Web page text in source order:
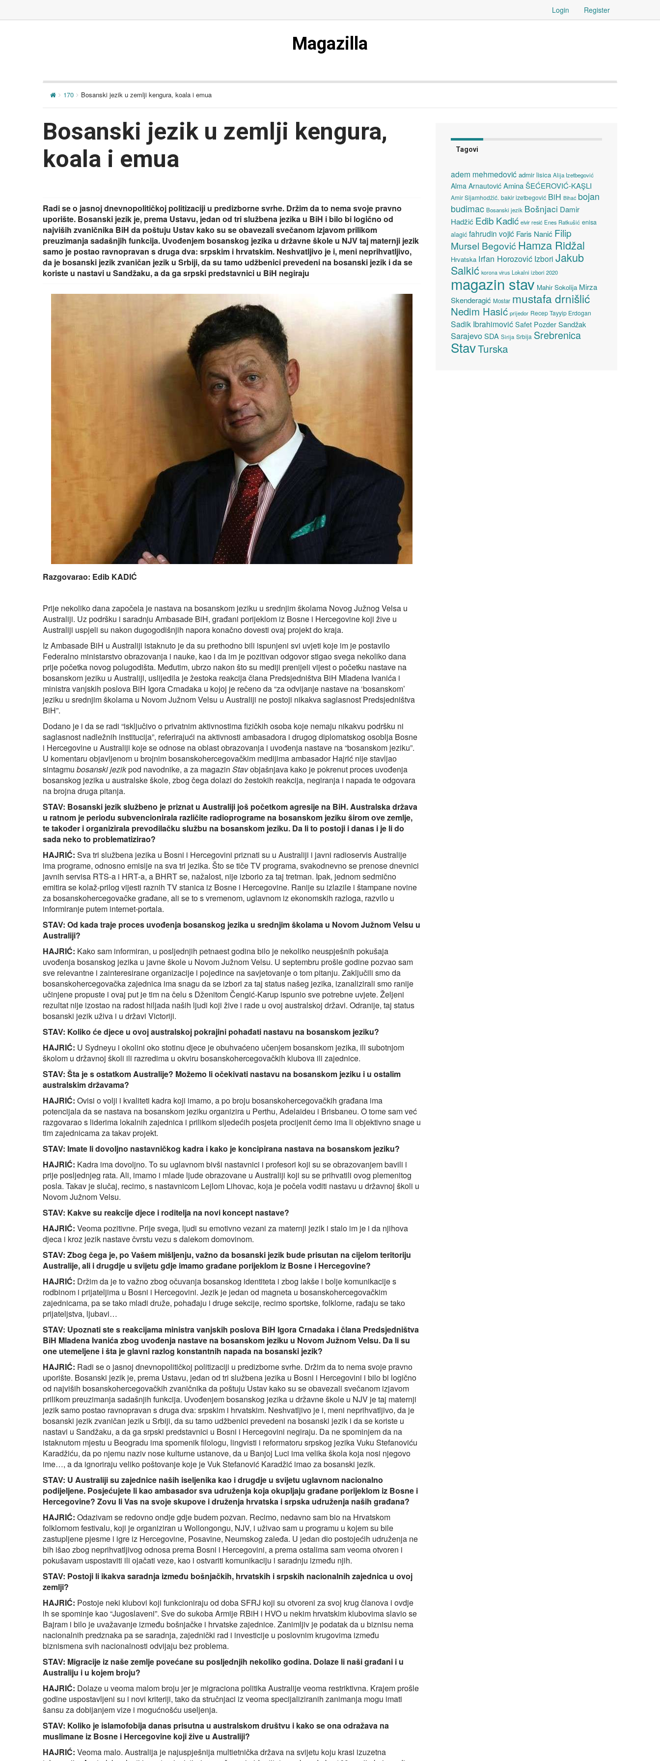
Login Register
Magazilla
170 Bosanski jezik u zemlji kengura, koala i emua
Bosanski jezik u zemlji kengura,
koala i emua
Radi se o jasnoj dnevnopolitičkoj politizaciji u predizborne svrhe. Držim da to nema svoje pravno
uporište. Bosanski jezik je, prema Ustavu, jedan od tri službena jezika u BiH i bilo bi logično od
najviših zvaničnika BiH da poštuju Ustav kako su se obavezali svečanom izjavom prilikom
preuzimanja sadašnjih funkcija. Uvođenjem bosanskog jezika u državne škole u NJV taj maternji jezik
samo je postao ravnopravan s druga dva: srpskim i hrvatskim. Neshvatljivo je i, meni neprihvatljivo,
da je bosanski jezik zvaničan jezik u Srbiji, da su tamo udžbenici prevedeni na bosanski jezik i da se
koriste u nastavi u Sandžaku, a da ga srpski predstavnici u BiH negiraju
Razgovarao: Edib KADIĆ
Prije nekoliko dana započela je nastava na bosanskom jeziku u srednjim školama Novog Južnog Velsa u
Australiji. Uz podršku i saradnju Ambasade BiH, građani porijeklom iz Bosne i Hercegovine koji žive u
Australiji uspjeli su nakon dugogodišnjih napora konačno dovesti ovaj projekt do kraja.
Iz Ambasade BiH u Australiji istaknuto je da su prethodno bili ispunjeni svi uvjeti koje im je postavilo
Federalno ministarstvo obrazovanja i nauke, kao i da im je pozitivan odgovor stigao svega nekoliko dana
prije početka novog polugodišta. Međutim, ubrzo nakon što su mediji prenijeli vijest o početku nastave na
bosanskom jeziku u Australiji, uslijedila je žestoka reakcija člana Predsjedništva BiH Mladena Ivanića i
ministra vanjskih poslova BiH Igora Crnadaka u kojoj je rečeno da “za odvijanje nastave na ‘bosanskom’
jeziku u srednjim školama u Novom Južnom Velsu u Australiji ne postoji nikakva saglasnost Predsjedništva
BiH”.
Dodano je i da se radi “isključivo o privatnim aktivnostima fizičkih osoba koje nemaju nikakvu podršku ni
saglasnost nadležnih institucija”, referirajući na aktivnosti ambasadora i drugog diplomatskog osoblja Bosne
i Hercegovine u Australiji koje se odnose na oblast obrazovanja i uvođenja nastave na “bosanskom jeziku”.
U komentaru objavljenom u brojnim bosanskohercegovačkim medijima ambasador Hajrić nije stavljao
sintagmu bosanski jezikpod navodnike, a za magazin Stavobjašnjava kako je pokrenut proces uvođenja
bosanskog jezika u australske škole, zbog čega dolazi do žestokih reakcija, negiranja i napada te odgovara
na brojna druga pitanja.
STAV: Bosanski jezik službeno je priznat u Australiji još početkom agresije na BiH. Australska država
u ratnom je periodu subvencionirala različite radioprograme na bosanskom jeziku širom ove zemlje,
te također i organizirala prevodilačku službu na bosanskom jeziku. Da li to postoji i danas i je li do
sada neko to problematizirao?
HAJRIĆ: Sva tri službena jezika u Bosni i Hercegovini priznati su u Australiji i javni radioservis Australije
ima programe, odnosno emisije na sva tri jezika. Što se tiče TV programa, svakodnevno se prenose dnevnici
javnih servisa RTS-a i HRT-a, a BHRT se, nažalost, nije izborio za taj tretman. Ipak, jednom sedmično
emitira se kolaž-prilog vijesti raznih TV stanica iz Bosne i Hercegovine. Ranije su izlazile i štampane novine
za bosanskohercegovačke građane, ali se to s vremenom, uglavnom iz ekonomskih razloga, razvilo u
informiranje putem internet-portala.
STAV: Od kada traje proces uvođenja bosanskog jezika u srednjim školama u Novom Južnom Velsu u
Australiji?
HAJRIĆ: Kako sam informiran, u posljednjih petnaest godina bilo je nekoliko neuspješnih pokušaja
uvođenja bosanskog jezika u javne škole u Novom Južnom Velsu. U septembru prošle godine pozvao sam
sve relevantne i zainteresirane organizacije i pojedince na savjetovanje o tom pitanju. Zaključili smo da
bosanskohercegovačka zajednica ima snagu da se izbori za taj status našeg jezika, izanalizirali smo ranije
učinjene propuste i ovaj put je tim na čelu s Dženitom Čengić-Karup ispunio sve potrebne uvjete. Željeni
rezultat nije izostao na radost hiljada naših ljudi koji žive i rade u ovoj australskoj državi. Odranije, taj status
bosanski jezik uživa i u državi Victoriji.
STAV: Koliko će djece u ovoj australskoj pokrajini pohađati nastavu na bosanskom jeziku?
HAJRIĆ: U Sydneyu i okolini oko stotinu djece je obuhvaćeno učenjem bosanskom jezika, ili subotnjom
školom u državnoj školi ili razredima u okviru bosanskohercegovačkih klubova ili zajednice.
STAV: Šta je s ostatkom Australije? Možemo li očekivati nastavu na bosanskom jeziku i u ostalim
australskim državama?
HAJRIĆ: Ovisi o volji i kvaliteti kadra koji imamo, a po broju bosanskohercegovačkih građana ima
potencijala da se nastava na bosanskom jeziku organizira u Perthu, Adelaideu i Brisbaneu. O tome sam već
razgovarao s liderima lokalnih zajednica i prilikom sljedećih posjeta procijenit ćemo ima li objektivno snage u
tim zajednicama za takav projekt.
STAV: Imate li dovoljno nastavničkog kadra i kako je koncipirana nastava na bosanskom jeziku?
HAJRIĆ: Kadra ima dovoljno. To su uglavnom bivši nastavnici i profesori koji su se obrazovanjem bavili i
prije posljednjeg rata. Ali, imamo i mlade ljude obrazovane u Australiji koji su se prihvatili ovog plemenitog
posla. Takav je slučaj, recimo, s nastavnicom Lejlom Lihovac, koja je počela voditi nastavu u državnoj školi u
Novom Južnom Velsu.
STAV: Kakve su reakcije djece i roditelja na novi koncept nastave?
HAJRIĆ: Veoma pozitivne. Prije svega, ljudi su emotivno vezani za maternji jezik i stalo im je i da njihova
djeca i kroz jezik nastave čvrstu vezu s dalekom domovinom.
STAV: Zbog čega je, po Vašem mišljenju, važno da bosanski jezik bude prisutan na cijelom teritoriju
Australije, ali i drugdje u svijetu gdje imamo građane porijeklom iz Bosne i Hercegovine?
HAJRIĆ: Držim da je to važno zbog očuvanja bosanskog identiteta i zbog lakše i bolje komunikacije s
rodbinom i prijateljima u Bosni i Hercegovini. Jezik je jedan od magneta u bosanskohercegovačkim
zajednicama, pa se tako mladi druže, pohađaju i druge sekcije, recimo sportske, folklorne, rađaju se tako
prijateljstva, ljubavi…
STAV: Upoznati ste s reakcijama ministra vanjskih poslova BiH Igora Crnadaka i člana Predsjedništva
BiH Mladena Ivanića zbog uvođenja nastave na bosanskom jeziku u Novom Južnom Velsu. Da li su
one utemeljene i šta je glavni razlog konstantnih napada na bosanski jezik?
HAJRIĆ: Radi se o jasnoj dnevnopolitičkoj politizaciji u predizborne svrhe. Držim da to nema svoje pravno
uporište. Bosanski jezik je, prema Ustavu, jedan od tri službena jezika u Bosni i Hercegovini i bilo bi logično
od najviših bosanskohercegovačkih zvaničnika da poštuju Ustav kako su se obavezali svečanom izjavom
prilikom preuzimanja sadašnjih funkcija. Uvođenjem bosanskog jezika u državne škole u NJV je taj maternji
jezik samo postao ravnopravan s druga dva: srpskim i hrvatskim. Neshvatljivo je i, meni neprihvatljivo, da je
bosanski jezik zvaničan jezik u Srbiji, da su tamo udžbenici prevedeni na bosanski jezik i da se koriste u
nastavi u Sandžaku, a da ga srpski predstavnici u Bosni i Hercegovini negiraju. Da ne spominjem da na
istaknutom mjestu u Beogradu ima spomenik filologu, lingvisti i reformatoru srpskog jezika Vuku Stefanoviću
Karadžiću, da po njemu naziv nose kulturne ustanove, da u Banjoj Luci ima velika škola koja nosi njegovo
ime…, a da ignoriraju veliko poštovanje koje je Vuk Stefanović Karadžić imao za bosanski jezik.
STAV: U Australiji su zajednice naših iseljenika kao i drugdje u svijetu uglavnom nacionalno
podijeljene. Posjećujete li kao ambasador sva udruženja koja okupljaju građane porijeklom iz Bosne i
Hercegovine? Zovu li Vas na svoje skupove i druženja hrvatska i srpska udruženja naših građana?
HAJRIĆ: Odazivam se redovno ondje gdje budem pozvan. Recimo, nedavno sam bio na Hrvatskom
folklornom festivalu, koji je organiziran u Wollongongu, NJV, i uživao sam u programu u kojem su bile
zastupljene pjesme i igre iz Hercegovine, Posavine, Neumskog zaleđa. U jedan dio postojećih udruženja ne
bih išao zbog neprihvatljivog odnosa prema Bosni i Hercegovini, a prema ostalima sam veoma otvoren i
pokušavam uspostaviti ili ojačati veze, kao i ostvariti komunikaciju i saradnju između njih.
STAV: Postoji li ikakva saradnja između bošnjačkih, hrvatskih i srpskih nacionalnih zajednica u ovoj
zemlji?
HAJRIĆ: Postoje neki klubovi koji funkcioniraju od doba SFRJ koji su otvoreni za svoj krug članova i ovdje
ih se spominje kao “Jugoslaveni”. Sve do sukoba Armije RBiH i HVO u nekim hrvatskim klubovima slavio se
Bajram i bilo je uvažavanje između bošnjačke i hrvatske zajednice. Zanimljiv je podatak da u biznisu nema
nacionalnih predznaka pa se saradnja, zajednički rad i investicije u poslovnim krugovima između
biznismena svih nacionalnosti odvijaju bez problema.
STAV: Migracije iz naše zemlje povećane su posljednjih nekoliko godina. Dolaze li naši građani i u
Australiju i u kojem broju?
HAJRIĆ: Dolaze u veoma malom broju jer je migraciona politika Australije veoma restriktivna. Krajem prošle
godine uspostavljeni su i novi kriteriji, tako da stručnjaci iz veoma specijaliziranih zanimanja mogu imati
šansu za dobijanjem vize i mogućnošću useljenja.
STAV: Koliko je islamofobija danas prisutna u australskom društvu i kako se ona odražava na
muslimane iz Bosne i Hercegovine koji žive u Australiji?
HAJRIĆ: Veoma malo. Australija je najuspješnija multietnička država na svijetu koju krasi izuzetna
Tagovi
adem mehmedović admir lisica Alija Izetbegović
Alma Arnautović Amina ŠEĆEROVIĆ-KAŞLI
Amir Sijamhodžić. bakir izetbegović BiH Bihać bojan
budimac Bosanski jezik Bošnjaci Damir
Hadžić Edib Kadić elvir resić Enes Ratkušić enisa
alagić fahrudin vojić Faris Nanić Filip
Mursel Begović Hamza Ridžal
Hrvatska Irfan Horozović Izbori Jakub
Salkić korona virus Lokalni izbori 2020
magazin stav Mahir Sokolija Mirza
Skenderagić Mostar mustafa drnišlić
Nedim Hasić prijedor Recep Tayyip Erdogan
Sadik Ibrahimović Safet Pozder Sandžak
SarajevoSDA Sirija Srbija Srebrenica
StavTurska